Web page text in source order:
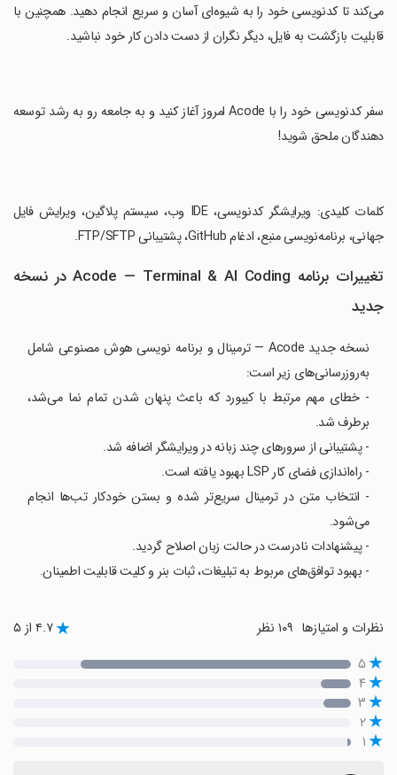
می‌کند تا کدنویسی خود را به شیوه‌ای آسان و سریع انجام دهید. همچنین با
قابلیت بازگشت به فایل، دیگر نگران از دست دادن کار خود نباشید.
‏سفر کدنویسی خود را با Acode امروز آغاز کنید و به جامعه رو به رشد توسعه
دهندگان ملحق شوید!
‏کلمات کلیدی: ویرایشگر کدنویسی، IDE وب، سیستم پلاگین، ویرایش فایل
جهانی، برنامه‌نویسی منبع، ادغام GitHub، پشتیبانی FTP/SFTP.
تغییرات برنامه Acode — Terminal & AI Coding در نسخه
جدید
نسخه جدید Acode — ترمینال و برنامه نویسی هوش مصنوعی شامل
به‌روزرسانی‌های زیر است:
- خطای مهم مرتبط با کیبورد که باعث پنهان شدن تمام نما می‌شد،
برطرف شد.
- پشتیبانی از سرورهای چند زبانه در ویرایشگر اضافه شد.
- راه‌اندازی فضای کار LSP بهبود یافته است.
- انتخاب متن در ترمینال سریع‌تر شده و بستن خودکار تب‌ها انجام
می‌شود.
- پیشنهادات نادرست در حالت زبان اصلاح گردید.
- بهبود توافق‌های مربوط به تبلیغات، ثبات بنر و کلیت قابلیت اطمینان.
نظرات و امتیازها ۴.۷ از ۵
۵
۴
۳
۲
۱